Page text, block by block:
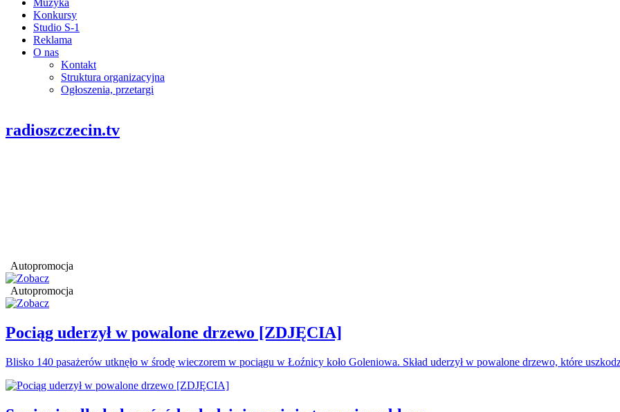
Muzyka
Konkursy
Studio S-1
Reklama
O nas
Kontakt
Struktura organizacyjna
Ogłoszenia, przetargi
radioszczecin.tv
Autopromocja
Autopromocja
Pociąg uderzył w powalone drzewo [ZDJĘCIA]
Blisko 140 pasażerów utknęło w środę wieczorem w pociągu w Łoźnicy koło Goleniowa. Skład uderzył w powalone drzewo, które